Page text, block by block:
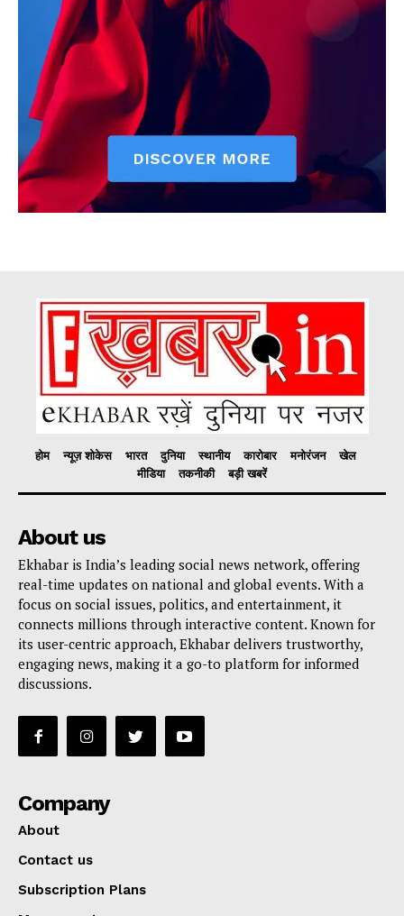
होम न्यूज़ शोकेस भारत दुनिया स्थानीय कारोबार मनोरंजन
खेल
मीडिया
तकनीकी बड़ी खबरें
About us
Ekhabar is India’s leading social news network, offering
real-time updates on national and global events. With a
focus on social issues, politics, and entertainment, it
connects millions through interactive content. Known for
its user-centric approach, Ekhabar delivers trustworthy,
engaging news, making it a go-to platform for informed
discussions.
Company
About
Contact us
Subscription Plans